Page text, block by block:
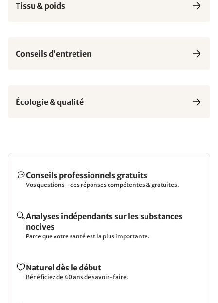
Tissu & poids
Conseils d’entretien
Écologie & qualité
Conseils professionnels gratuits
Vos questions - des réponses compétentes & gratuites.
Analyses indépendants sur les substances
nocives
Parce que votre santé est la plus importante.
Naturel dès le début
Bénéficiez de 40 ans de savoir-faire.